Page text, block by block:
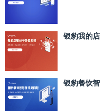
银豹我的
银豹餐饮